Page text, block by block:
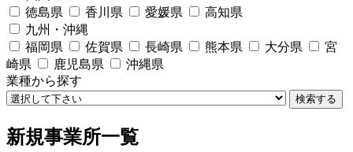
徳島県
香川県 愛媛県
高知県
九州・沖縄
福岡県
佐賀県 長崎県 熊本県 大分県
宮
崎県
鹿児島県
沖縄県
業種から探す
検索する
新規事業所一覧